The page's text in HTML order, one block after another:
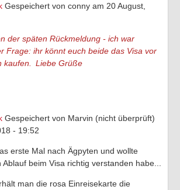
Gespeichert von conny am 20 August,
der späten Rückmeldung - ich war
Frage: ihr könnt euch beide das Visa vor
kaufen.
Liebe Grüße
Gespeichert von Marvin (nicht überprüft)
- 19:52
erste Mal nach Ägpyten und wollte
beim Visa richtig verstanden habe...
man die rosa Einreisekarte die